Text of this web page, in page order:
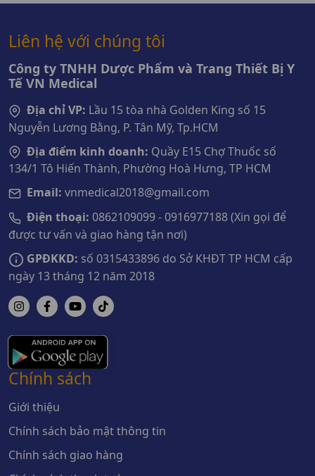
Liên hệ với chúng tôi
Công ty TNHH Dược Phẩm và Trang Thiết Bị Y
Tế VN Medical
Địa chỉ VP: Lầu 15 tòa nhà Golden King số 15
Nguyễn Lương Bằng, P. Tân Mỹ, Tp.HCM
Địa điểm kinh doanh: Quầy E15 Chợ Thuốc số
134/1 Tô Hiến Thành, Phường Hoà Hưng, TP HCM
Email: vnmedical2018@gmail.com
Điện thoại: 0862109099 - 0916977188 (Xin gọi để
được tư vấn và giao hàng tận nơi)
GPĐKKD: số 0315433896 do Sở KHĐT TP HCM cấp
ngày 13 tháng 12 năm 2018
Chính sách
Giới thiệu
Chính sách bảo mật thông tin
Chính sách giao hàng